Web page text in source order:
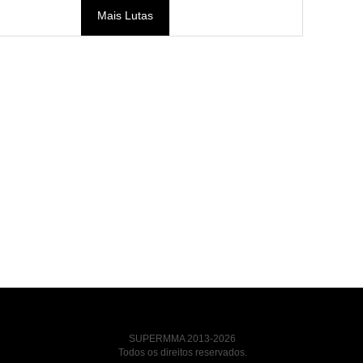
Mais Lutas
SUPERMMA 2013-2026
Todos os direitos reservados.